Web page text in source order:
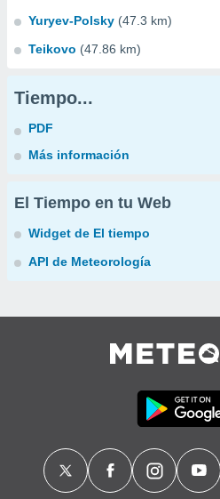
Yuryev-Polsky (47.3 km)
Teikovo (47.86 km)
Tiempo...
PDF
Más información
El Tiempo en tu Web
Widget de El tiempo
API de Meteorología